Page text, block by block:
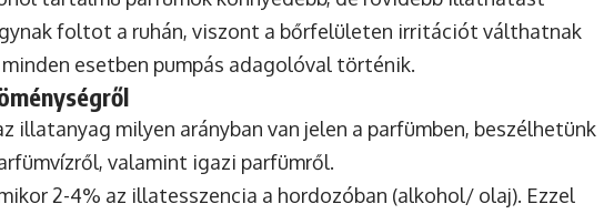
foltot a ruhán, viszont a bőrfelületen irritációt válthatnak
esetben pumpás adagolóval történik.
illatanyag milyen arányban van jelen a parfümben, beszélhetünk
valamint igazi parfümről.
2-4% az illatesszencia a hordozóban (alkohol/ olaj). Ezzel